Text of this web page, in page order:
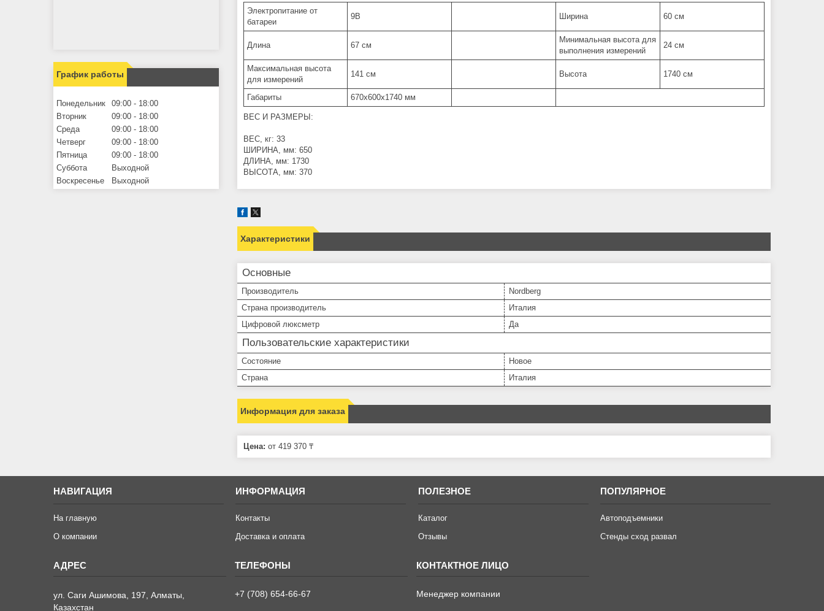
Электропитание от
батареи
9В Ширина 60 см
Длина 67 см
Минимальная высота для
выполнения измерений
24 см
Максимальная высота
для измерений
141 см Высота 1740 см
Габариты 670х600х1740 мм
ВЕС И РАЗМЕРЫ:
ВЕС, кг: 33
ШИРИНА, мм: 650
ДЛИНА, мм: 1730
ВЫСОТА, мм: 370
Характеристики
Основные
Производитель
Nordberg
Страна производитель
Италия
Цифровой люксметр
Да
Пользовательские характеристики
Состояние
Новое
Страна
Италия
Информация для заказа
Цена: от 419 370 ₸
График работы
Понедельник 09:00
18:00
Вторник
09:00
18:00
Среда
09:00
18:00
Четверг
09:00
18:00
Пятница
09:00
18:00
Суббота
Выходной
Воскресенье
Выходной
НАВИГАЦИЯ
На главную
О компании
ИНФОРМАЦИЯ
Контакты
Доставка и оплата
ПОЛЕЗНОЕ
Каталог
Отзывы
ПОПУЛЯРНОЕ
Автоподъемники
Стенды сход развал
ул. Саги Ашимова, 197, Алматы,
Казахстан
+7 (708) 654-66-67 Менеджер компании